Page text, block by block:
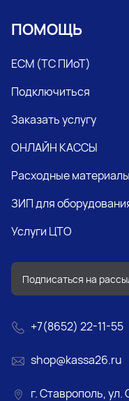
ПОМОЩЬ
ЕСМ (ТС ПИоТ)
Подключиться
Заказать услугу
ОНЛАЙН КАССЫ
Расходные материалы
ЗИП для
Услуги ЦТО
+7(8652) 22-11-55
shop@kassa26.ru
г. Ставрополь,